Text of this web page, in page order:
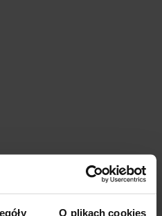
O plikach cookies